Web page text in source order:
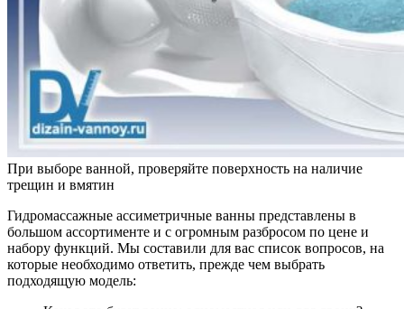
При выборе ванной, проверяйте поверхность на наличие
трещин и вмятин
Гидромассажные ассиметричные ванны представлены в
большом ассортименте и с огромным разбросом по цене и
набору функций. Мы составили для вас список вопросов, на
которые необходимо ответить, прежде чем выбрать
подходящую модель: